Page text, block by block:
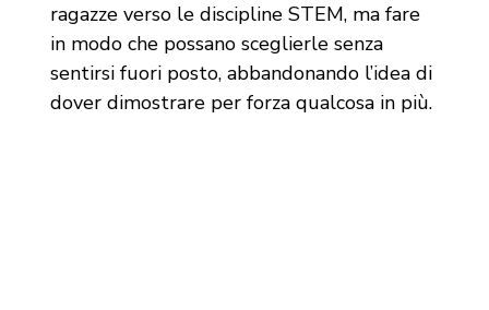
ragazze verso le discipline STEM, ma fare
in modo che possano sceglierle senza
sentirsi fuori posto, abbandonando l’idea di
dover dimostrare per forza qualcosa in più.